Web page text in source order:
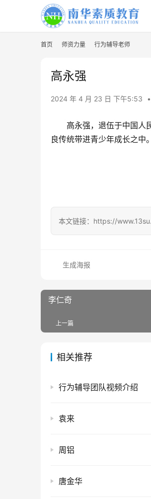
首页 师资力量 行为辅导老师
高永强
2024 年 4 月 23 日 下午5:53 •
高永强，退伍于中国人
良传统带进青少年成长之中。
本文链接：https://
生成海报
李仁奇
上一篇
相关推荐
行为辅导团队视频介绍
袁来
周铝
唐金华